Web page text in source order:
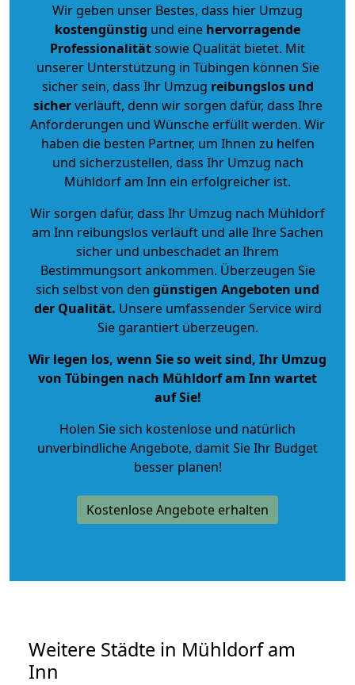
Wir geben unser Bestes, dass hier Umzug
kostengünstig und eine hervorragende
Professionalitätsowie Qualität bietet. Mit
unserer Unterstützung in Tübingen können Sie
sicher sein, dass Ihr Umzug reibungslos und
sicherverläuft, denn wir sorgen dafür, dass Ihre
Anforderungen und Wünsche erfüllt werden. Wir
haben die besten Partner, um Ihnen zu helfen
und sicherzustellen, dass Ihr Umzug nach
Mühldorf am Inn ein erfolgreicher ist.
Wir sorgen dafür, dass Ihr Umzug nach Mühldorf
am Inn reibungslos verläuft und alle Ihre Sachen
sicher und unbeschadet an Ihrem
Bestimmungsort ankommen. Überzeugen Sie
sich selbst von den günstigen Angeboten und
der Qualität. Unsere umfassender Service wird
Sie garantiert überzeugen.
Wir legen los, wenn Sie so weit sind, Ihr Umzug
von Tübingen nach Mühldorf am Inn wartet
auf Sie!
Holen Sie sich kostenlose und natürlich
unverbindliche Angebote, damit Sie Ihr Budget
besser planen!
Kostenlose Angebote erhalten
Weitere Städte in Mühldorf am
Inn